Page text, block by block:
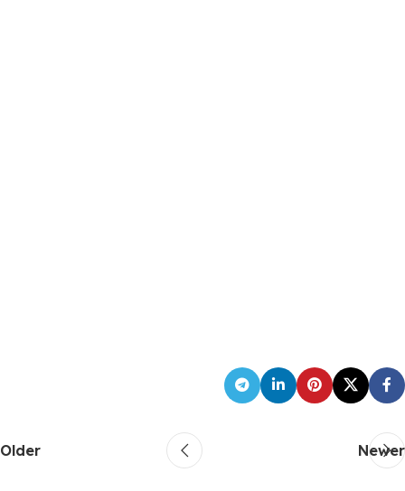
Newer
Older